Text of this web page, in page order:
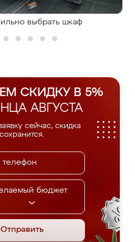
выбрать шкаф
СКИДКУ В 5%
АВГУСТА
сейчас, скидка
сохранится.
бюджет
Отправить